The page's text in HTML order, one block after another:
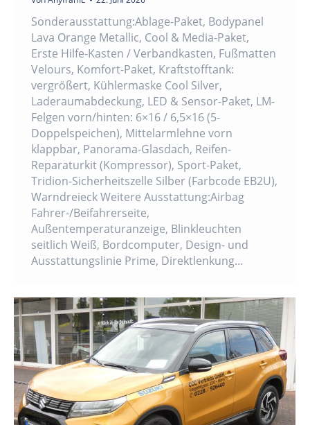
Sonderausstattung:Ablage-Paket, Bodypanel
Lava Orange Metallic, Cool & Media-Paket,
Erste Hilfe-Kasten / Verbandkasten, Fußmatten
Velours, Komfort-Paket, Kraftstofftank:
vergrößert, Kühlermaske Cool Silver,
Laderaumabdeckung, LED & Sensor-Paket, LM-
Felgen vorn/hinten: 6×16 / 6,5×16 (5-
Doppelspeichen), Mittelarmlehne vorn
klappbar, Panorama-Glasdach, Reifen-
Reparaturkit (Kompressor), Sport-Paket,
Tridion-Sicherheitszelle Silber (Farbcode EB2U),
Warndreieck Weitere Ausstattung:Airbag
Fahrer-/Beifahrerseite,
Außentemperaturanzeige, Blinkleuchten
seitlich Weiß, Bordcomputer, Design- und
Ausstattungslinie Prime, Direktlenkung…